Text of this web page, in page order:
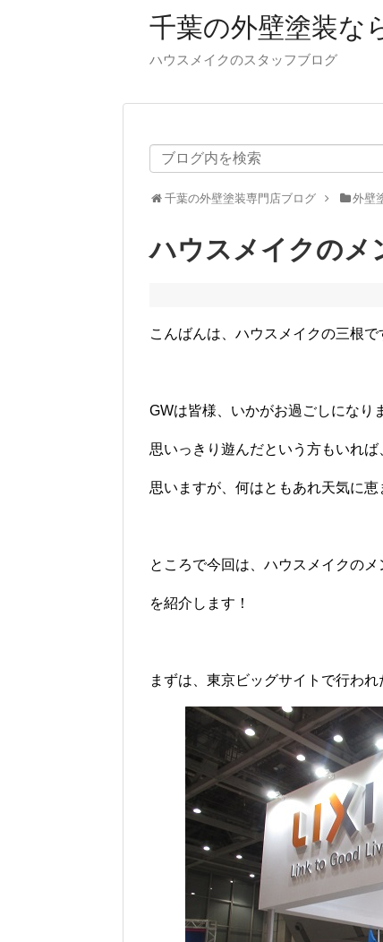
千葉の外壁塗装な
ハウスメイクのスタッフブログ
千葉の外壁塗装専門店ブログ 外壁
ハウスメイクのメ
こんばんは、ハウスメイクの三根で
GWは皆様、いかがお過ごしになり
思いっきり遊んだという方もいれ
思いますが、何はともあれ天気に
ところで今回は、ハウスメイクの
を紹介します！
まずは、東京ビッグサイトで行わ